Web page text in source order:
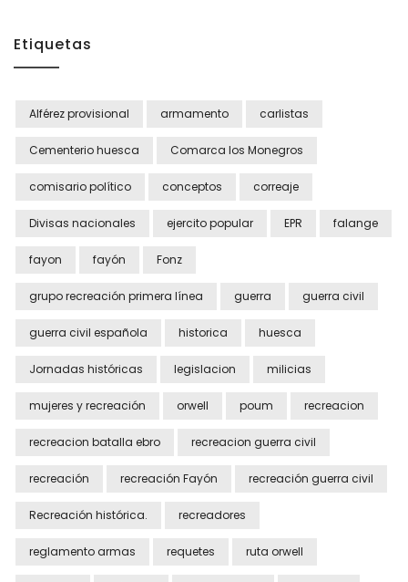
Etiquetas
Alférez provisional armamento carlistas
Cementerio huesca Comarca los Monegros
comisario político conceptos correaje
Divisas nacionales ejercito popular EPR falange
fayon fayón Fonz
grupo recreación primera línea guerra guerra civil
guerra civil española historica huesca
Jornadas históricas legislacion milicias
mujeres y recreación orwell poum recreacion
recreacion batalla ebro recreacion guerra civil
recreación recreación Fayón recreación guerra civil
Recreación histórica. recreadores
reglamento armas requetes ruta orwell